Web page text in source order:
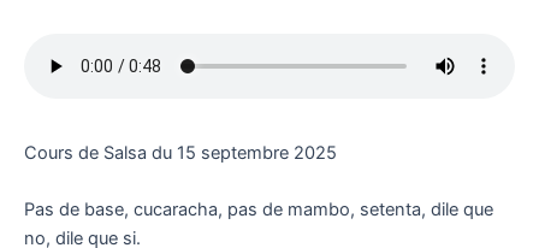
Cours de Salsa du 15 septembre 2025
Pas de base, cucaracha, pas de mambo, setenta, dile que
no, dile que si.